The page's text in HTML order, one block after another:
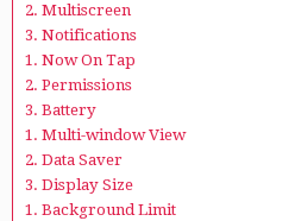
2. Multiscreen
3. Notifications
1. Now On Tap
2. Permissions
3. Battery
1. Multi-window View
2. Data Saver
3. Display Size
1. Background Limit